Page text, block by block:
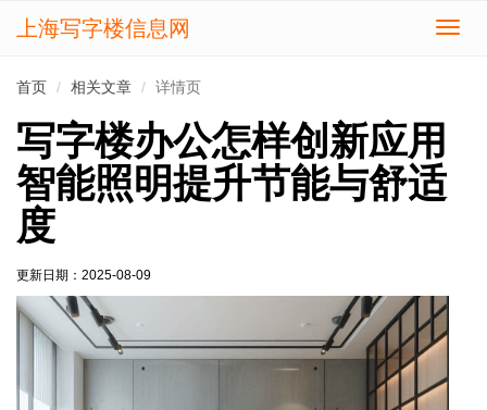
切
上海写字楼信息网
首页 相关文章 详情页
写字楼办公怎样创新应用
智能照明提升节能与舒适
度
更新日期： 2025-08-09